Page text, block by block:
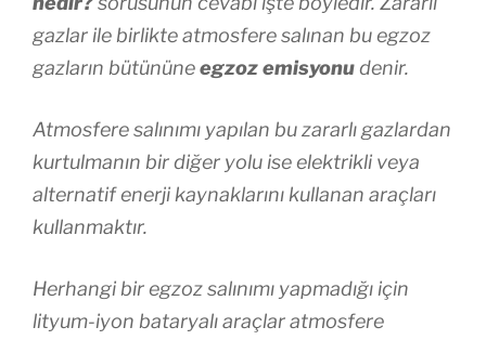
gazlar ile birlikte atmosfere salınan bu egzoz
gazların bütününeegzoz emisyonudenir.
Atmosfere salınımı yapılan bu zararlı gazlardan
kurtulmanın bir diğer yolu ise elektrikli veya
alternatif enerji kaynaklarını kullanan araçları
kullanmaktır.
Herhangi bir egzoz salınımı yapmadığı için
lityum-iyon bataryalı araçlar atmosfere